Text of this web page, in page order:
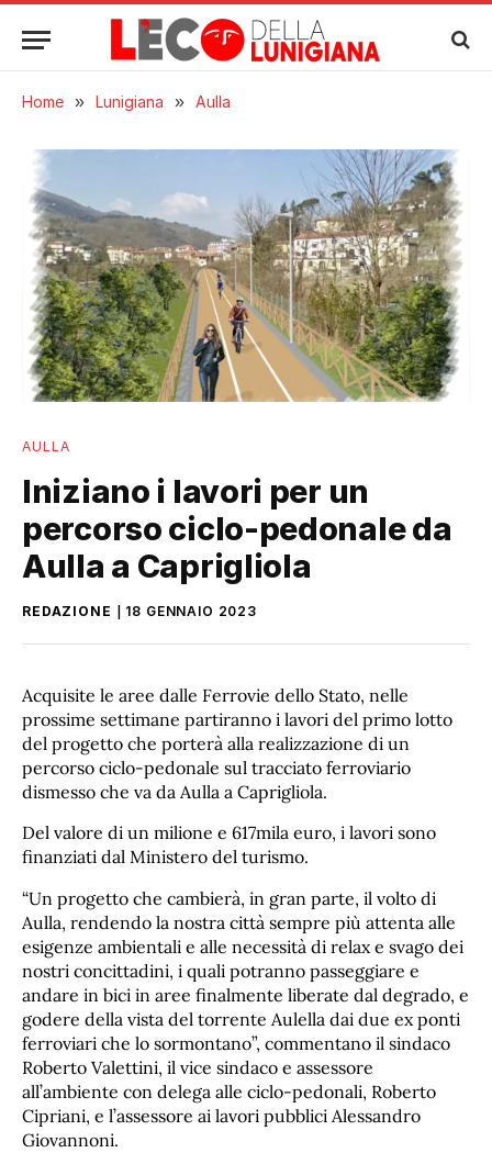
Home » Lunigiana » Aulla
AULLA
Iniziano i lavori per un
percorso ciclo-pedonale da
Aulla a Caprigliola
REDAZIONE 18 GENNAIO 2023
Acquisite le aree dalle Ferrovie dello Stato, nelle
prossime settimane partiranno i lavori del primo lotto
del progetto che porterà alla realizzazione di un
percorso ciclo-pedonale sul tracciato ferroviario
dismesso che va da Aulla a Caprigliola.
Del valore di un milione e 617mila euro, i lavori sono
finanziati dal Ministero del turismo.
“Un progetto che cambierà, in gran parte, il volto di
Aulla, rendendo la nostra città sempre più attenta alle
esigenze ambientali e alle necessità di relax e svago dei
nostri concittadini, i quali potranno passeggiare e
andare in bici in aree finalmente liberate dal degrado, e
godere della vista del torrente Aulella dai due ex ponti
ferroviari che lo sormontano”, commentano il sindaco
Roberto Valettini, il vice sindaco e assessore
all’ambiente con delega alle ciclo-pedonali, Roberto
Cipriani, e l’assessore ai lavori pubblici Alessandro
Giovannoni.